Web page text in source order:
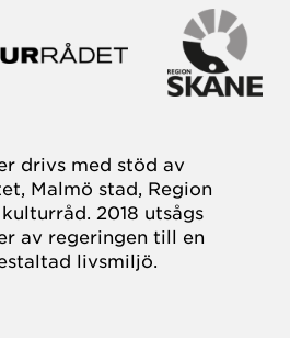
drivs med stöd av
Malmö stad, Region
2018 utsågs
av regeringen till en
livsmiljö.